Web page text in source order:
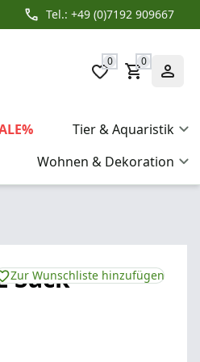
Tel.: +49 (0)7192 909667
0 0
Tier & Aquaristik
Wohnen & Dekoration
Sack
Zur Wunschliste hinzufügen